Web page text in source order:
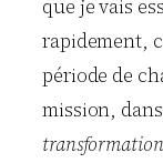
que je vais
rapidement,
période de
mission,